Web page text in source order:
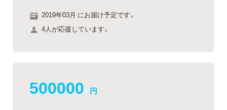
2019年03月 にお届け予定です。
4人が応援しています。
500000 円